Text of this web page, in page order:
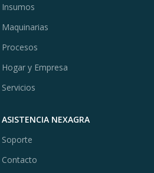
Insumos
Maquinarias
Procesos
Hogar y Empresa
Servicios
ASISTENCIA NEXAGRA
Soporte
Contacto